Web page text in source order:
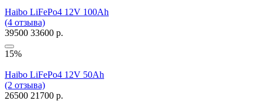
Haibo LiFePo4 12V 100Ah
(4 отзыва)
39500 33600 р.
15%
Haibo LiFePo4 12V 50Ah
(2 отзыва)
26500 21700 р.